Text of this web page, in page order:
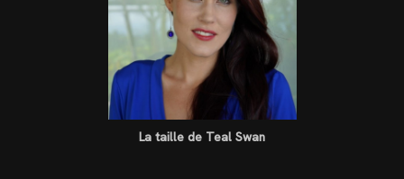
La taille de Teal Swan